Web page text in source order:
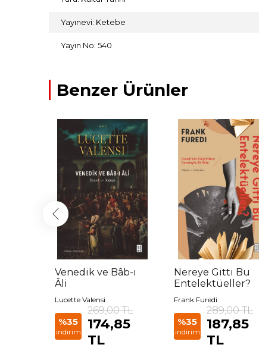
Yayınevi: Ketebe
Yayın No: 540
Benzer Ürünler
Venedik ve Bâb-ı
Âli
Lucette Valensi
%35
indirim
269,00 TL
174,85
TL
Nereye Gitti Bu
Entelektüeller?
Frank Furedi
%35
indirim
289,00 TL
187,85
TL